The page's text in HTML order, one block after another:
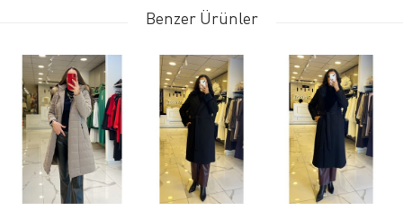
Benzer Ürünler